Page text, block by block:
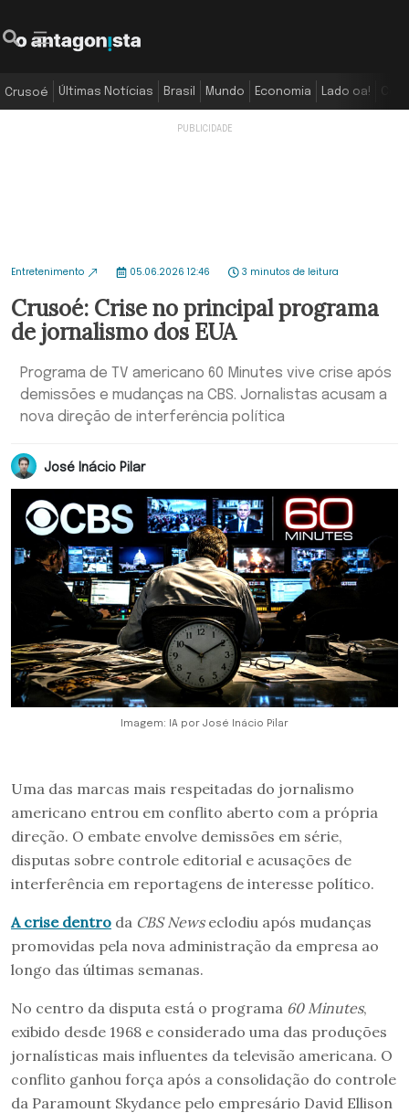
Crusoé Últimas Notícias Brasil Mundo Economia Lado oa!
Entretenimento 05.06.2026 12:46 3 minutos de leitura
Crusoé: Crise no principal programa
de jornalismo dos EUA
Programa de TV americano 60 Minutes vive crise após
demissões e mudanças na CBS. Jornalistas acusam a
nova direção de interferência política
José Inácio Pilar
Imagem: IA por José Inácio Pilar
Uma das marcas mais respeitadas do jornalismo
americano entrou em conflito aberto com a própria
direção. O embate envolve demissões em série,
disputas sobre controle editorial e acusações de
interferência em reportagens de interesse político.
A crise dentro da CBS Newseclodiu após mudanças
promovidas pela nova administração da empresa ao
longo das últimas semanas.
No centro da disputa está o programa 60 Minutes,
exibido desde 1968 e considerado uma das produções
jornalísticas mais influentes da televisão americana. O
conflito ganhou força após a consolidação do controle
da Paramount Skydance pelo empresário David Ellison